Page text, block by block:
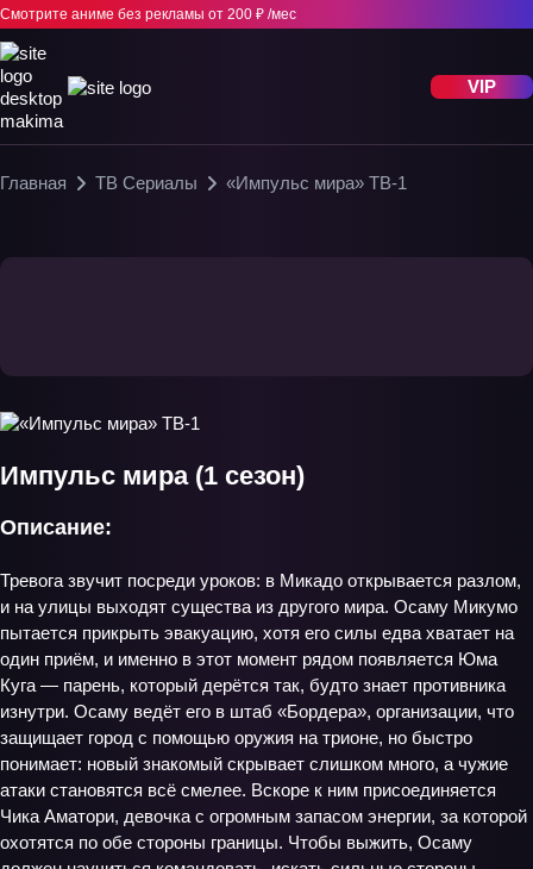
Смотрите аниме без рекламы от 200 ₽ /мес
VIP
Главная ТВ Сериалы «Импульс мира» ТВ-1
Импульс мира (1 сезон)
Описание:
Тревога звучит посреди уроков: в Микадо открывается разлом,
и на улицы выходят существа из другого мира. Осаму Микумо
пытается прикрыть эвакуацию, хотя его силы едва хватает на
один приём, и именно в этот момент рядом появляется Юма
Куга — парень, который дерётся так, будто знает противника
изнутри. Осаму ведёт его в штаб «Бордера», организации, что
защищает город с помощью оружия на трионе, но быстро
понимает: новый знакомый скрывает слишком много, а чужие
атаки становятся всё смелее. Вскоре к ним присоединяется
Чика Аматори, девочка с огромным запасом энергии, за которой
охотятся по обе стороны границы. Чтобы выжить, Осаму